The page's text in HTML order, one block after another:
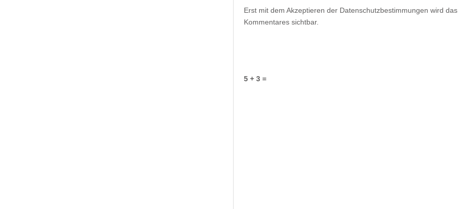
5 + 3 =
Erst mit dem Akzeptieren der Datenschutzbestimmungen wird
Kommentares sichtbar.